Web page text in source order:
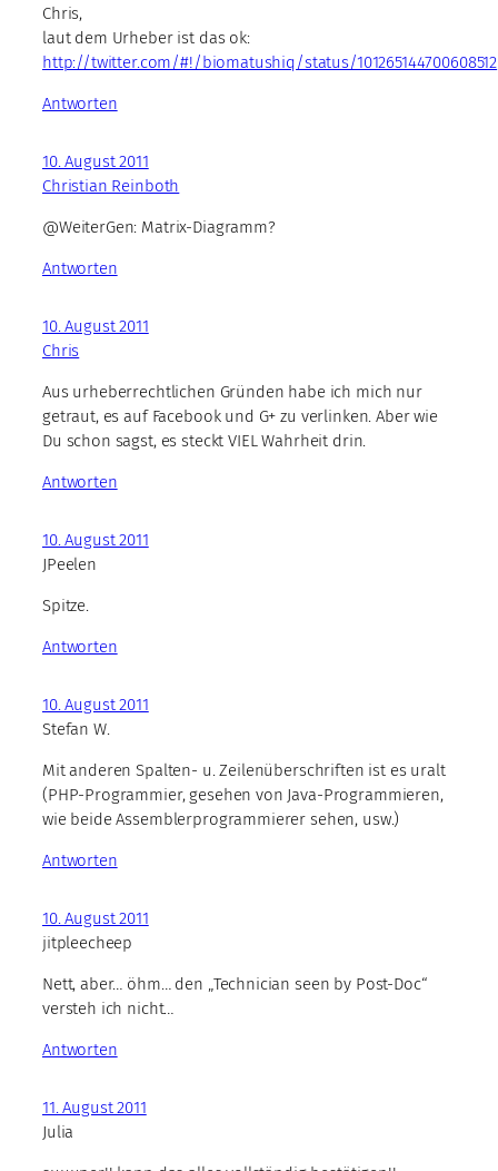
Chris,
laut dem Urheber ist das ok:
http://twitter.com/#!/biomatushiq/status/101265144700608512
Antworten
10. August 2011
Christian Reinboth
@WeiterGen: Matrix-Diagramm?
Antworten
10. August 2011
Chris
Aus urheberrechtlichen Gründen habe ich mich nur
getraut, es auf Facebook und G+ zu verlinken. Aber wie
Du schon sagst, es steckt VIEL Wahrheit drin.
Antworten
10. August 2011
JPeelen
Spitze.
Antworten
10. August 2011
Stefan W.
Mit anderen Spalten- u. Zeilenüberschriften ist es uralt
(PHP-Programmier, gesehen von Java-Programmieren,
wie beide Assemblerprogrammierer sehen, usw.)
Antworten
10. August 2011
jitpleecheep
Nett, aber… öhm… den „Technician seen by Post-Doc“
versteh ich nicht…
Antworten
11. August 2011
Julia